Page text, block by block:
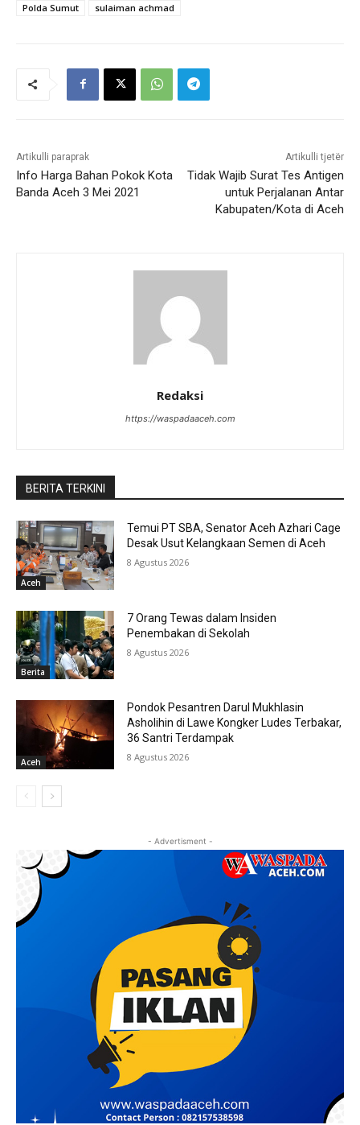
Polda Sumut sulaiman achmad
Artikulli paraprak
Info Harga Bahan Pokok Kota
Banda Aceh 3 Mei 2021
Artikulli tjetër
Tidak Wajib Surat Tes Antigen
untuk Perjalanan Antar
Kabupaten/Kota di Aceh
Redaksi
https://waspadaaceh.com
BERITA TERKINI
Aceh
Temui PT SBA, Senator Aceh Azhari Cage
Desak Usut Kelangkaan Semen di Aceh
8 Agustus 2026
Berita
7 Orang Tewas dalam Insiden
Penembakan di Sekolah
8 Agustus 2026
Aceh
Pondok Pesantren Darul Mukhlasin
Asholihin di Lawe Kongker Ludes Terbakar,
36 Santri Terdampak
8 Agustus 2026
- Advertisment -